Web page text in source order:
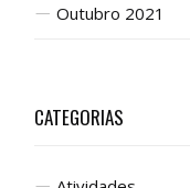
Outubro 2021
CATEGORIAS